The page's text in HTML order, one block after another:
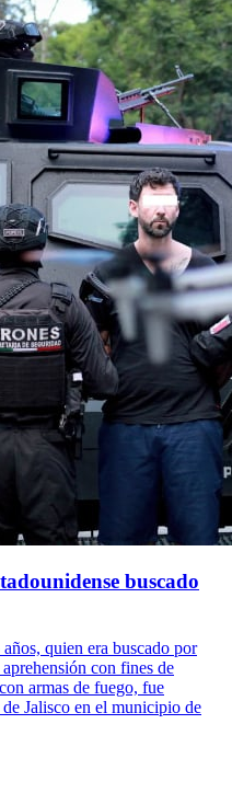
buscado
quien era buscado por
con fines de
armas de fuego, fue
Jalisco en el municipio de